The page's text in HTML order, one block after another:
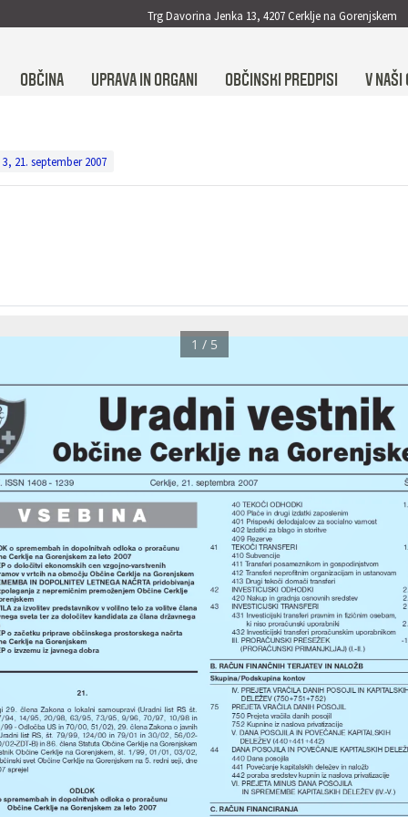
Trg Davorina Jenka 13, 4207 Cerklje na Gorenjskem
OBČINA UPRAVA IN ORGANI OBČINSKI PREDPISI V NAŠI
21. september 2007
o spremembah in dopolnitvah odloka o proračunu
Cerklje na Gorenjskem za leto 2007
o določitvi ekonomskih cen vzgojno-varstvenih
v vrtcih na območju Občine Cerklje na Gorenjskem
IN DOPOLNITEV LETNEGA NAČRTA pridobivanja
z nepremičnim premoženjem Občine Cerklje
za izvolitev predstavnikov v volilno telo za volitve člana
sveta ter za določitev kandidata za člana državnega
o začetku priprave občinskega prostorskega načrta
Cerklje na Gorenjskem
o izvzemu iz javnega dobra
21.
29.  člena  Zakona  o  lokalni  samoupravi  (Uradni  list  RS  št.
94,  14/95,  20/98,  63/95,  73/95,  9/96,  70/97,  10/98  in
- Odločba US in 70/00, 51/02), 29. člena Zakona o javnih
list  RS,  št.  79/99,  124/00  in  79/01  in  30/02,  56/02-
02-ZDT-B) in 86. člena Statuta Občine Cerklje na Gorenjskem
Občine Cerklje na Gorenjskem, št. 1/99, 01/01, 03/02,
svet Občine Cerklje na Gorenjskem na 5. redni seji, dne
sprejel
ODLOK
spremembah in dopolnitvah odloka o proračunu
Občine Cerklje na Gorenjskem za leto 2007
40 TEKOČI ODHODKI
400 Plače in drugi izdatki zaposlenim
401 Prispevki delodajalcev za socialno varnost
402 Izdatki za blago in storitve
409 Rezerve
41
TEKOČI TRANSFERI
410 Subvencije
411 Transferi posameznikom in gospodinjstvom
412 Transferi neprofitnim organizacijam in ustanovam
413 Drugi tekoči domači transferi
42
INVESTICIJSKI ODHODKI
420 Nakup in gradnja osnovnih sredstev
43
INVESTICIJSKI TRANSFERI
431 Investicijski transferi pravnim in fizičnim osebam,
ki niso proračunski uporabniki
432 Investicijski transferi proračunskim uporabnikom
III. PRORAČUNSKI PRESEŽEK
-
(PRORAČUNSKI PRIMANJKLJAJ) (I.-II.)
B. RAČUN FINANČNIH TERJATEV IN NALOŽB
Skupina/Podskupina kontov
IV. PREJETA VRAČILA DANIH POSOJIL IN
DELEŽEV (750+751+752)
75
PREJETA VRAČILA DANIH POSOJIL
750 Prejeta vračila danih posojil
752 Kupnine iz naslova privatizacije
V. DANA POSOJILA IN POVEČANJE KAPITALSKIH
DELEŽEV (440+441+442)
44
DANA POSOJILA IN POVEČANJE KAPITALSKIH
440 Dana posojila
441 Povečanje kapitalskih deležev in naložb
442 poraba sredstev kupnin iz naslova privatizacije
VI. PREJETA MINUS DANA POSOJILA
IN SPREMEMBE KAPITALSKIH DELEŽEV (IV.-V.)
C. RAČUN FINANCIRANJA
ISSN 1408 - 1239 Cerklje, 21. septembra 2007
Uradni
V S E B I N A
1 / 5